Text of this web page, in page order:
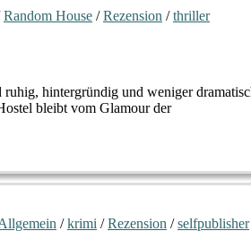
Random House /Rezension /thriller
hintergründig und weniger
bleibt vom Glamour der
/krimi /Rezension /selfpublisher